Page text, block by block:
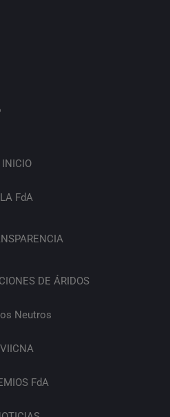
INICIO
LA FdA
DE ÁRIDOS
Neutros
VIICNA
FdA